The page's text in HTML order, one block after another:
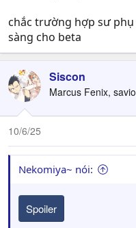
chắc trường hợp sư
sàng cho beta
Siscon
Marcus Fenix,
10/6/25
Nekomiya~ nói:
Spoiler